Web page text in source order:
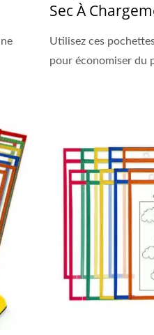
Sec À
Utilisez ces
pour économiser du